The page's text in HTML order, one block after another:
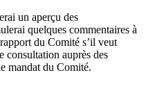
un aperçu des
quelques commentaires à
du Comité s’il veut
consultation auprès des
mandat du Comité.